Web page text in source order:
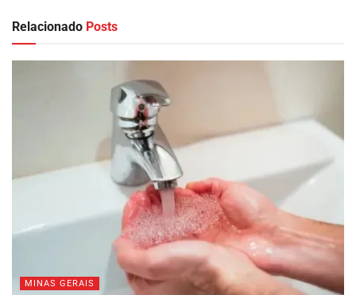
Relacionado Posts
MINAS GERAIS